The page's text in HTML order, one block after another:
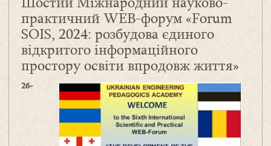
практичний WEB-форум «Forum
SOIS, 2024: розбудова єдиного
відкритого інформаційного
простору освіти впродовж життя»
26-